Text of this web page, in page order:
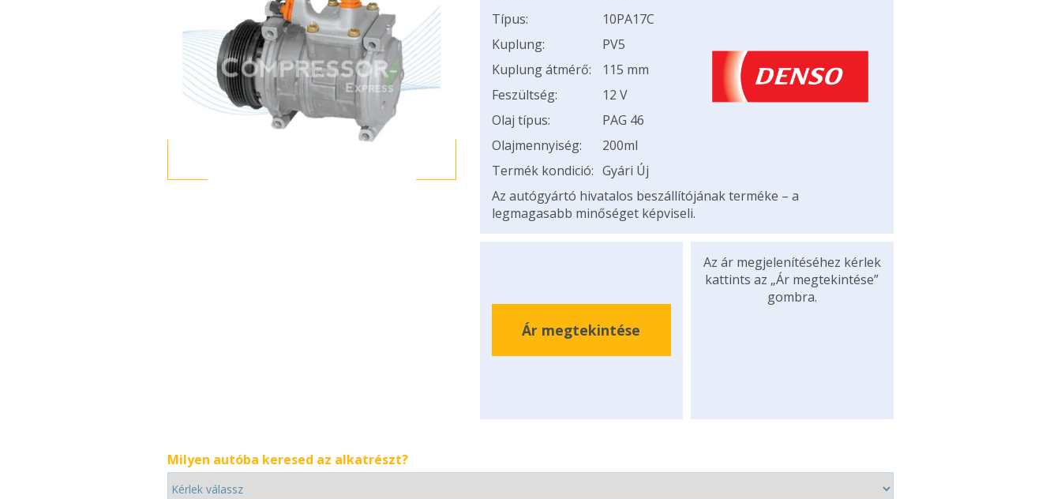
Típus:
10PA17C
Kuplung:
PV5
Kuplung átmérő:
115 mm
Feszültség:
12 V
Olaj típus:
PAG 46
Olajmennyiség:
200ml
Termék kondició: Gyári Új
Az autógyártó hivatalos beszállítójának terméke – a
legmagasabb minőséget képviseli.
Ár megtekintése
Az ár megjelenítéséhez kérlek
kattints az „Ár megtekintése”
gombra.
Milyen autóba keresed az alkatrészt?